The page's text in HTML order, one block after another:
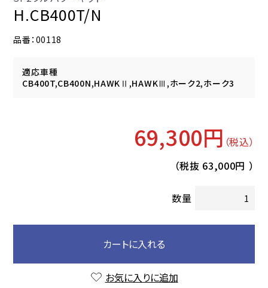
H.CB400T/N
品番：00118
適応車種
CB400T,CB400N,HAWKⅡ,HAWKⅢ,ホーク2,ホーク3
69,300円 （税込）
（税抜 63,000円 ）
数量
カートに入れる
お気に入りに追加